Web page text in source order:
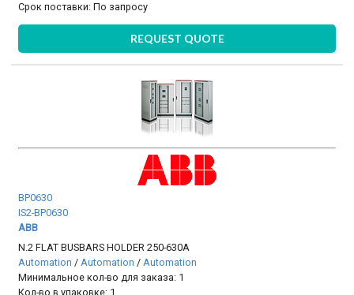
Срок поставки:По запросу
REQUEST QUOTE
BP0630
IS2-BP0630
ABB
N.2 FLAT BUSBARS HOLDER 250-630A
Automation /Automation /Automation
Минимальное кол-во для заказа: 1
Кол-во в упаковке: 1